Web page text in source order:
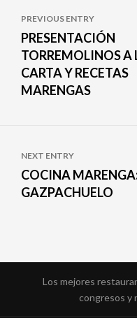
de
entradas
PREVIOUS ENTRY
PRESENTACIÓN
TORREMOLINOS A
CARTA Y RECETAS
MARENGAS
NEXT ENTRY
COCINA
GAZPACHUELO
Los mejores
congresos y